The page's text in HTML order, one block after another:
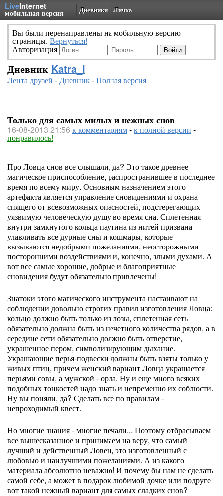
LiveInternet
мобильная версия Дневники Личка
Вы были перенаправлены на мобильную версию
страницы. Вернуться!
Авторизация
Дневник Katra_I
Лента друзей -Дневник-Полная версия
Только для самых милых и нежных снов
16-08-2013 21:56 к комментариям-к полной версии -
понравилось!
Про Ловца снов все слышали, да? Это такое древнее
магическое приспособление, распространившее в последнее
время по всему миру. Основным назначением этого
артефакта является управление сновидениями и охрана
спящего от всевозможных опасностей, подстерегающих
уязвимую человеческую душу во время сна. Сплетенная
внутри замкнутого кольца паутина из нитей призвана
улавливать все дурные сны и кошмары, которые
вызываются недобрыми пожеланиями, неосторожными
посторонними воздействиями и, конечно, злыми духами. А
вот все самые хорошие, добрые и благоприятные
сновидения будут обязательно привлечены!
Знатоки этого магического инструмента настаивают на
соблюдении довольно строгих правил изготовления Ловца:
кольцо должно быть только из лозы, сплетенная сеть
обязательно должна быть из нечетного количества рядов, а в
середине сети обязательно должно быть отверстие,
украшенное пером, символизирующим дыхание.
Украшающие перья-подвески должны быть взяты только у
живых птиц, причем женский вариант Ловца украшается
перьями совы, а мужской - орла. Ну и еще много всяких
подобных тонкостей надо знать и непременно их соблюсти.
Ну вы поняли, да? Сделать все по правилам -
непроходимый квест.
Но многие знания - многие печали... Поэтому отбрасываем
все вышесказанное и принимаем на веру, что самый
лучший и действенный Ловец, это изготовленный с
любовью и наилучшими пожеланиями. А из какого
материала абсолютно неважно! И почему бы нам не сделать
самой себе, а может в подарок любимой дочке или подруге
вот такой нежный вариант для самых сладких снов?